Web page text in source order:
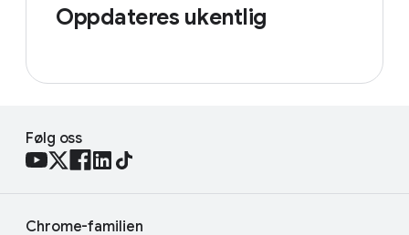
Oppdateres ukentlig
Følg oss
Chrome-familien